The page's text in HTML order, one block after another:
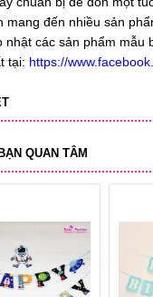
mang đến nhiều sản
nhật các sản phẩm
tại: https://
QUAN TÂM